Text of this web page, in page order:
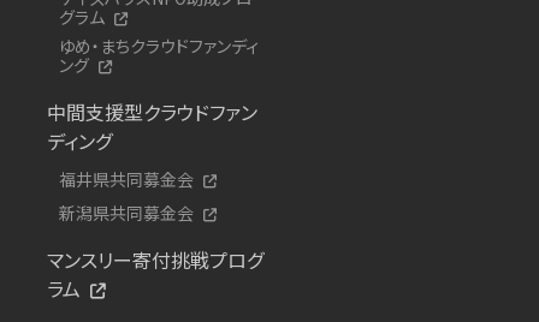
グラム
ゆめ・まちクラウドファンディ
ング
中間支援型クラウドファン
ディング
福井県共同募金会
新潟県共同募金会
マンスリー寄付挑戦プログ
ラム